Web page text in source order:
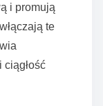
i promują
te